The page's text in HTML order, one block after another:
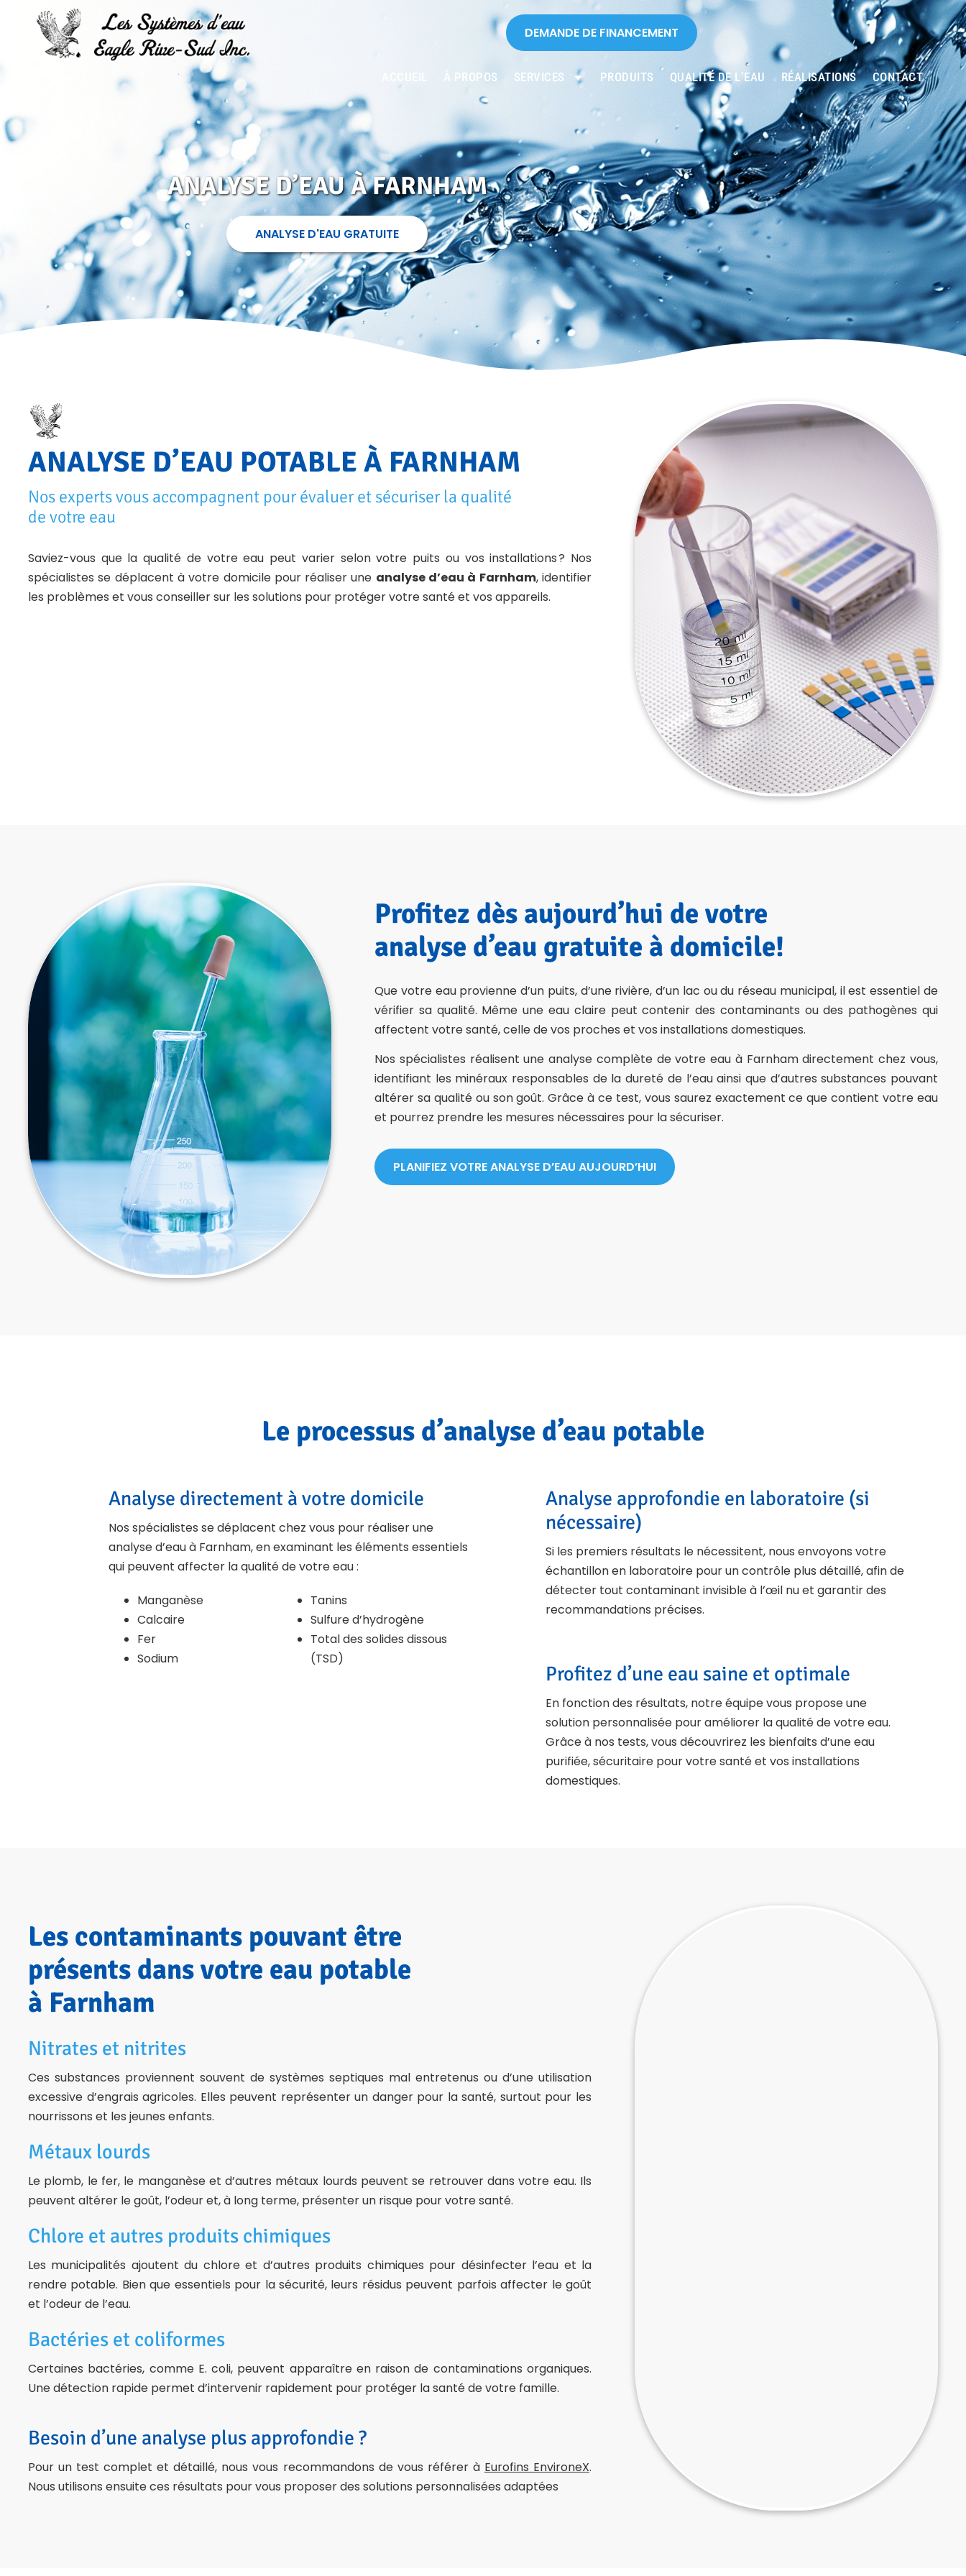
DEMANDE DE FINANCEMENT
ACCUEIL À PROPOS SERVICES PRODUITS QUALITÉ DE L’EAU RÉALISATIONS CONTACT
ANALYSE D’EAU À FARNHAM
ANALYSE D'EAU GRATUITE
ANALYSE D’EAU POTABLE À FARNHAM
Nos experts vous accompagnent pour évaluer et sécuriser la qualité
de votre eau
Saviez-vous que la qualité de votre eau peut varier selon votre puits ou vos installations ? Nos
spécialistes se déplacent à votre domicile pour réaliser une analyse d’eau à Farnham, identifier
les problèmes et vous conseiller sur les solutions pour protéger votre santé et vos appareils.
Profitez dès aujourd’hui de votre
analyse d’eau gratuite à domicile!
Que votre eau provienne d’un puits, d’une rivière, d’un lac ou du réseau municipal, il est essentiel de
vérifier sa qualité. Même une eau claire peut contenir des contaminants ou des pathogènes qui
affectent votre santé, celle de vos proches et vos installations domestiques.
Nos spécialistes réalisent une analyse complète de votre eau à Farnham directement chez vous,
identifiant les minéraux responsables de la dureté de l’eau ainsi que d’autres substances pouvant
altérer sa qualité ou son goût. Grâce à ce test, vous saurez exactement ce que contient votre eau
et pourrez prendre les mesures nécessaires pour la sécuriser.
PLANIFIEZ VOTRE ANALYSE D’EAU AUJOURD’HUI
Le processus d’analyse d’eau potable
Analyse directement à votre domicile
Nos spécialistes se déplacent chez vous pour réaliser une
analyse d’eau à Farnham, en examinant les éléments essentiels
qui peuvent affecter la qualité de votre eau :
Manganèse
Calcaire
Fer
Sodium
Tanins
Sulfure d’hydrogène
Total des solides dissous
(TSD)
Analyse approfondie en laboratoire (si
nécessaire)
Si les premiers résultats le nécessitent, nous envoyons votre
échantillon en laboratoire pour un contrôle plus détaillé, afin de
détecter tout contaminant invisible à l’œil nu et garantir des
recommandations précises.
Profitez d’une eau saine et optimale
En fonction des résultats, notre équipe vous propose une
solution personnalisée pour améliorer la qualité de votre eau.
Grâce à nos tests, vous découvrirez les bienfaits d’une eau
purifiée, sécuritaire pour votre santé et vos installations
domestiques.
Les contaminants pouvant être
présents dans votre eau potable
à Farnham
Nitrates et nitrites
Ces substances proviennent souvent de systèmes septiques mal entretenus ou d’une utilisation
excessive d’engrais agricoles. Elles peuvent représenter un danger pour la santé, surtout pour les
nourrissons et les jeunes enfants.
Métaux lourds
Le plomb, le fer, le manganèse et d’autres métaux lourds peuvent se retrouver dans votre eau. Ils
peuvent altérer le goût, l’odeur et, à long terme, présenter un risque pour votre santé.
Chlore et autres produits chimiques
Les municipalités ajoutent du chlore et d’autres produits chimiques pour désinfecter l’eau et la
rendre potable. Bien que essentiels pour la sécurité, leurs résidus peuvent parfois affecter le goût
et l’odeur de l’eau.
Bactéries et coliformes
Certaines bactéries, comme E. coli, peuvent apparaître en raison de contaminations organiques.
Une détection rapide permet d’intervenir rapidement pour protéger la santé de votre famille.
Besoin d’une analyse plus approfondie ?
Pour un test complet et détaillé, nous vous recommandons de vous référer à Eurofins EnvironeX.
Nous utilisons ensuite ces résultats pour vous proposer des solutions personnalisées adaptées